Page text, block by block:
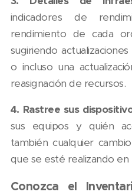
indicadores de
rendimiento de cada
sugiriendo
o incluso una
reasignación de recursos.
4. Rastree sus
sus equipos y quién
también cualquier
que se esté realizando en
Conozca el